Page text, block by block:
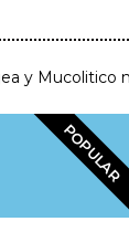
y Mucolitico
POPULAR